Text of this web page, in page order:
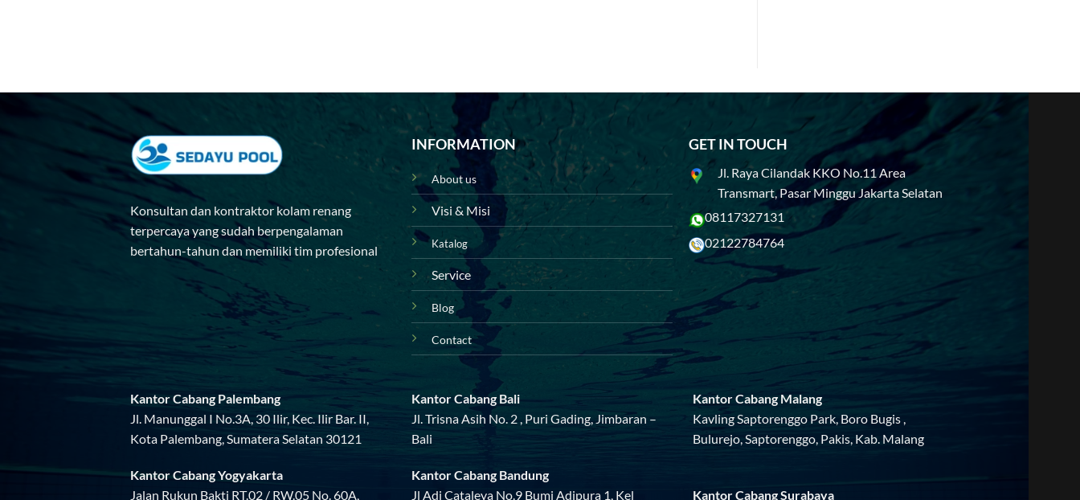
Konsultan dan kontraktor kolam renang
terpercaya yang sudah berpengalaman
bertahun-tahun dan memiliki tim profesional
INFORMATION
About us
Visi & Misi
Katalog
Service
Blog
Contact
GET IN TOUCH
Jl. Raya Cilandak KKO No.11 Area
Transmart, Pasar Minggu Jakarta Selatan
08117327131
02122784764
Kantor Cabang Palembang
Jl. Manunggal I No.3A, 30 Ilir, Kec. Ilir Bar. II,
Kota Palembang, Sumatera Selatan 30121
Kantor Cabang Yogyakarta
Jalan Rukun Bakti RT.02 / RW.05 No. 60A,
Kantor Cabang Bali
Jl. Trisna Asih No. 2 , Puri Gading, Jimbaran –
Bali
Kantor Cabang Bandung
Jl Adi Cataleya No.9 Bumi Adipura 1, Kel
Kantor Cabang Malang
Kavling Saptorenggo Park, Boro Bugis ,
Bulurejo, Saptorenggo, Pakis, Kab. Malang
Kantor Cabang Surabaya